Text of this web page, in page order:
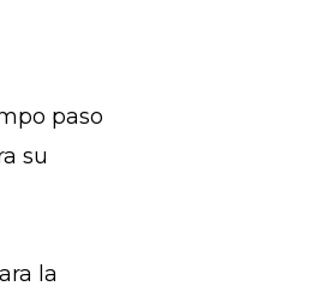
paso
su
la